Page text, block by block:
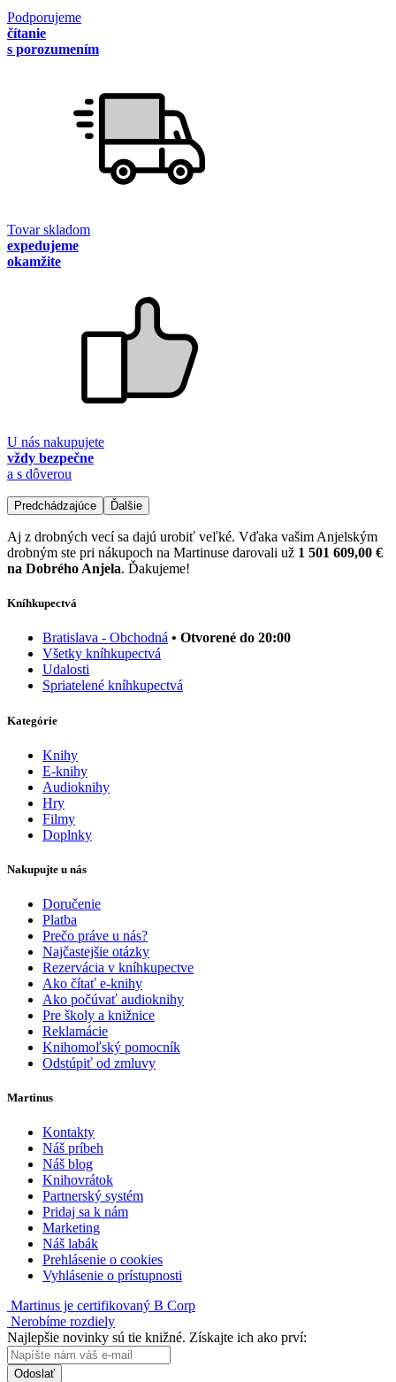
Podporujeme
čítanie
s porozumením
Tovar skladom
expedujeme
okamžite
U nás nakupujete
vždy bezpečne
a s dôverou
Predchádzajúce Ďalšie
Aj z drobných vecí sa dajú urobiť veľké. Vďaka vašim Anjelským
drobným ste pri nákupoch na Martinuse darovali už 1 501 609,00 €
na Dobrého Anjela. Ďakujeme!
Kníhkupectvá
Bratislava - Obchodná • Otvorené do 20:00
Všetky kníhkupectvá
Udalosti
Spriatelené kníhkupectvá
Kategórie
Knihy
E-knihy
Audioknihy
Hry
Filmy
Doplnky
Nakupujte u nás
Doručenie
Platba
Prečo práve u nás?
Najčastejšie otázky
Rezervácia v kníhkupectve
Ako čítať e-knihy
Ako počúvať audioknihy
Pre školy a knižnice
Reklamácie
Knihomoľský pomocník
Odstúpiť od zmluvy
Martinus
Kontakty
Náš príbeh
Náš blog
Knihovrátok
Partnerský systém
Pridaj sa k nám
Marketing
Náš labák
Prehlásenie o cookies
Vyhlásenie o prístupnosti
Martinus je certifikovaný B Corp
Nerobíme rozdiely
Najlepšie novinky sú tie knižné. Získajte ich ako prví:
Odoslať